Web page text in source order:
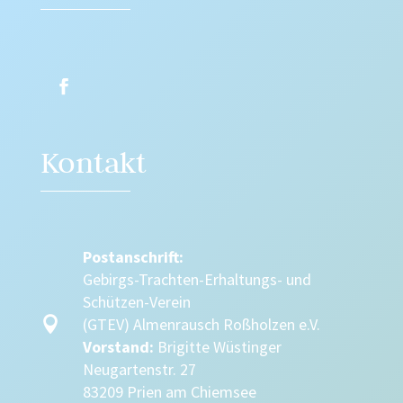
Kontakt

Postanschrift:
Gebirgs-Trachten-Erhaltungs- und
Schützen-Verein
(GTEV) Almenrausch Roßholzen e.V.
Vorstand: Brigitte Wüstinger
Neugartenstr. 27
83209 Prien am Chiemsee